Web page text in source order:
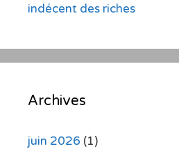
indécent des riches
Archives
juin 2026 (1)